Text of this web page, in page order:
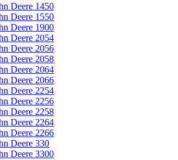
Deere 1450
Deere 1550
Deere 1900
Deere 2054
Deere 2056
Deere 2058
Deere 2064
Deere 2066
Deere 2254
Deere 2256
Deere 2258
Deere 2264
Deere 2266
Deere 330
Deere 3300